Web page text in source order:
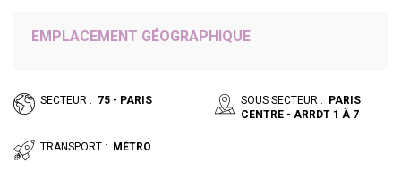
EMPLACEMENT GÉOGRAPHIQUE
SECTEUR : 75 - PARIS SOUS SECTEUR : PARIS
CENTRE - ARRDT 1 À 7
TRANSPORT : MÉTRO